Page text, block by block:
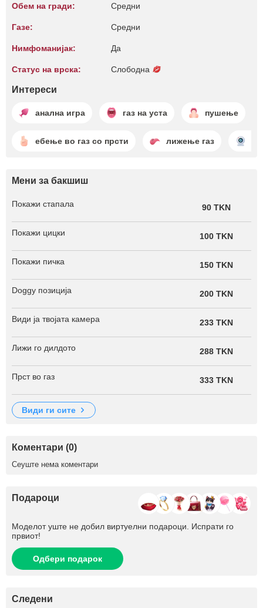
Обем на гради: Средни
Газе: Средни
Нимфоманијак: Да
Статус на врска: Слободна
Интереси
анална игра газ на уста пушење
ебење во газ со прсти лижење газ
Мени за бакшиш
Покажи стапала 90 TKN
Покажи цицки 100 TKN
Покажи пичка 150 TKN
Doggy позиција 200 TKN
Види ја твојата камера 233 TKN
Лижи го дилдото 288 TKN
Прст во газ 333 TKN
види ги сите
Коментари (0)
Сеуште нема коментари
Подароци
Моделот уште не добил виртуелни подароци. Испрати го
првиот!
Одбери подарок
Следени